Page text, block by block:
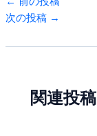
次の投稿 →
関連投稿